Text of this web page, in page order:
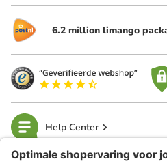
6.2 million limango
Help Center